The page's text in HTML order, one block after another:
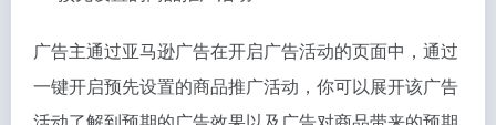
广告主通过亚马逊广告在开启广告活动的页面中，通过
一键开启预先设置的商品推广活动，你可以展开该广告